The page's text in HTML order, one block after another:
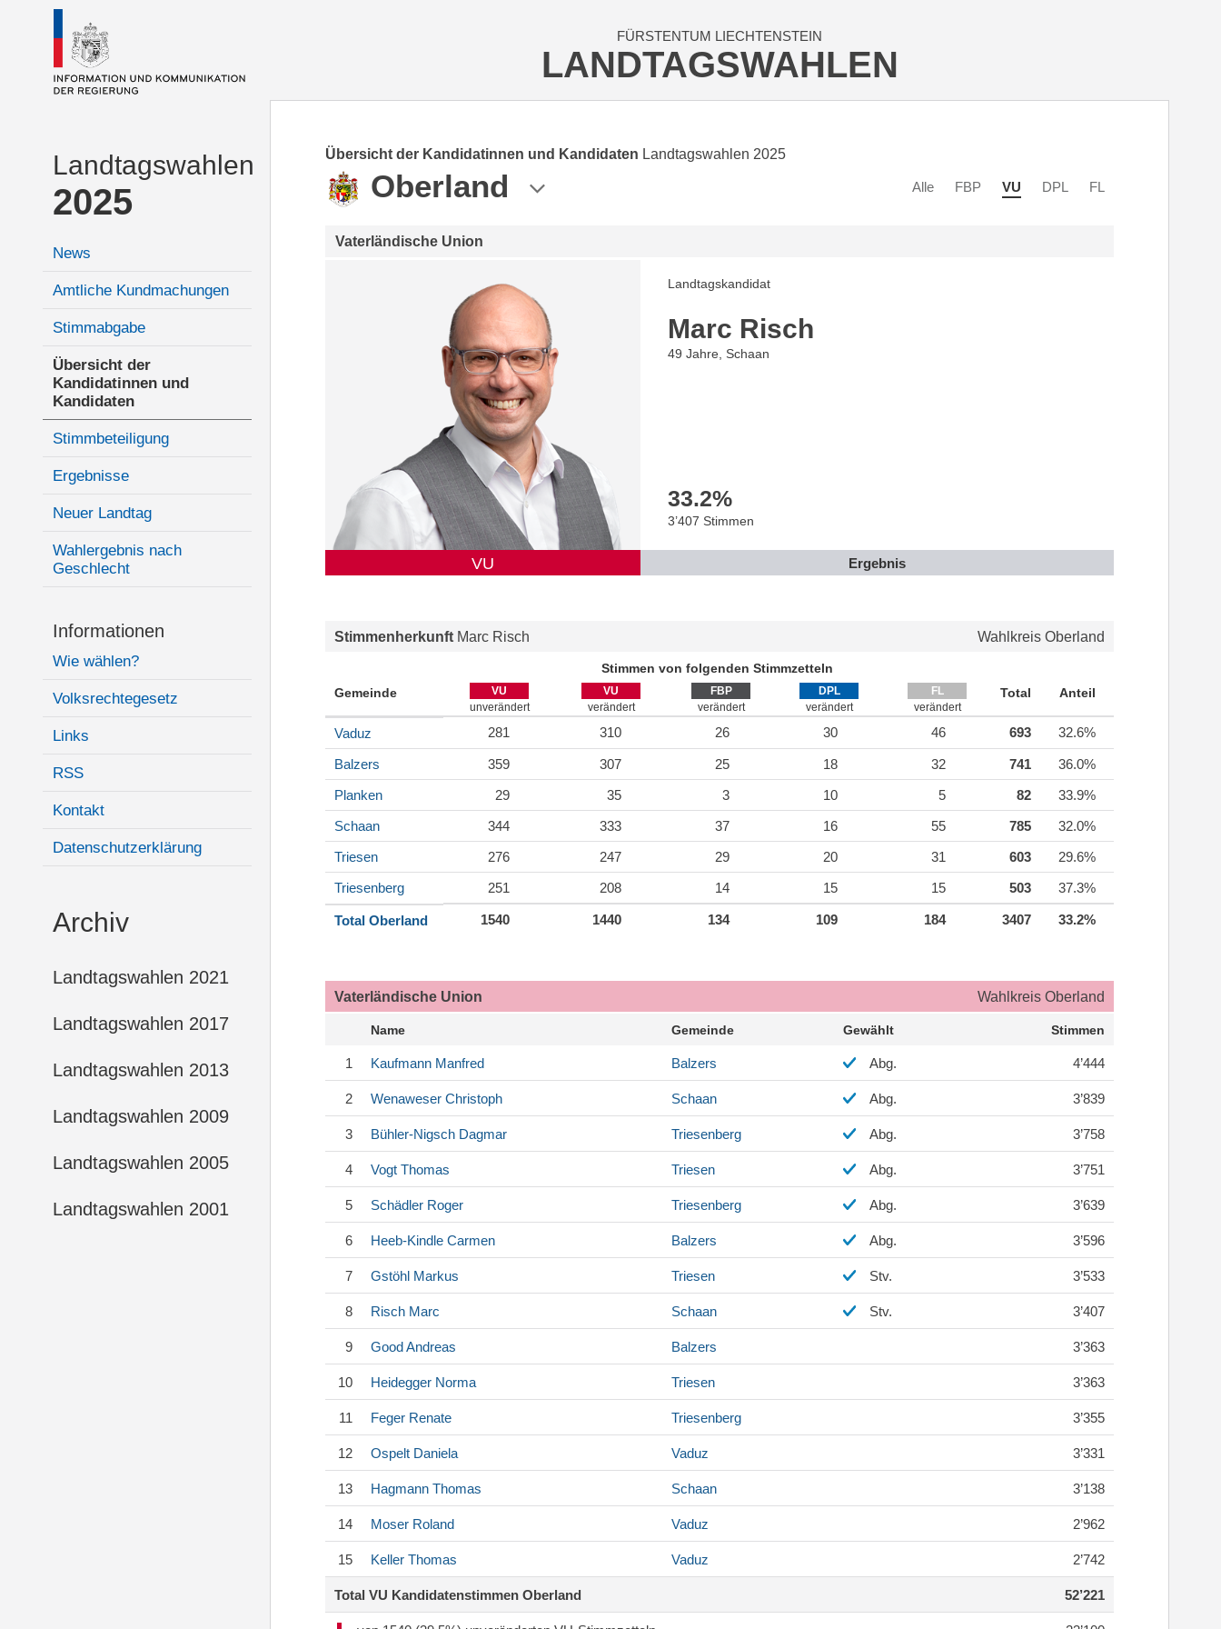
Landtagswahlen
2025
News
Amtliche Kundmachungen
Stimmabgabe
Übersicht der
Kandidatinnen und
Kandidaten
Stimmbeteiligung
Ergebnisse
Neuer Landtag
Wahlergebnis nach
Geschlecht
Informationen
Wie wählen?
Volksrechtegesetz
Links
RSS
Kontakt
Datenschutzerklärung
Archiv
Landtagswahlen 2021
Landtagswahlen 2017
Landtagswahlen 2013
Landtagswahlen 2009
Landtagswahlen 2005
Landtagswahlen 2001
FÜRSTENTUM LIECHTENSTEIN
LANDTAGSWAHLEN
Übersicht der Kandidatinnen und Kandidaten Landtagswahlen 2025
Oberland Alle FBP VU DPL FL
Vaterländische Union
VU
Landtagskandidat
Marc Risch
49 Jahre, Schaan
33.2%
3’407 Stimmen
Ergebnis
Stimmenherkunft Marc Risch Wahlkreis Oberland
Stimmen von folgenden Stimmzetteln
Gemeinde
VU
unverändert
VU
verändert
FBP
verändert
DPL
verändert
FL
verändert
Total Anteil
Vaduz 281 310 26 30 46 693 32.6%
Balzers 359 307 25 18 32 741
36.0%
Planken
29 35 3 10 5 82
33.9%
Schaan
344 333 37 16 55 785
32.0%
Triesen
276 247 29 20 31 603
29.6%
Triesenberg
251 208 14 15 15 503 37.3%
Total Oberland 1540 1440 134 109 184 3407 33.2%
Vaterländische Union Wahlkreis Oberland
Name Gemeinde Gewählt Stimmen
1 Kaufmann Manfred Balzers Abg. 4’444
2 Wenaweser Christoph Schaan Abg. 3’839
3 Bühler-Nigsch Dagmar Triesenberg Abg. 3’758
4 Vogt Thomas Triesen Abg. 3’751
5 Schädler Roger Triesenberg Abg. 3’639
6 Heeb-Kindle Carmen Balzers Abg. 3’596
7 Gstöhl Markus Triesen Stv. 3’533
8 Risch Marc Schaan Stv. 3’407
9 GoodAndreas Balzers 3’363
10 Heidegger Norma Triesen 3’363
11 Feger Renate Triesenberg 3’355
12 Ospelt Daniela Vaduz 3’331
13 Hagmann Thomas Schaan 3’138
14 Moser Roland Vaduz 2’962
15 Keller Thomas Vaduz 2’742
Total VU Kandidatenstimmen Oberland 52’221